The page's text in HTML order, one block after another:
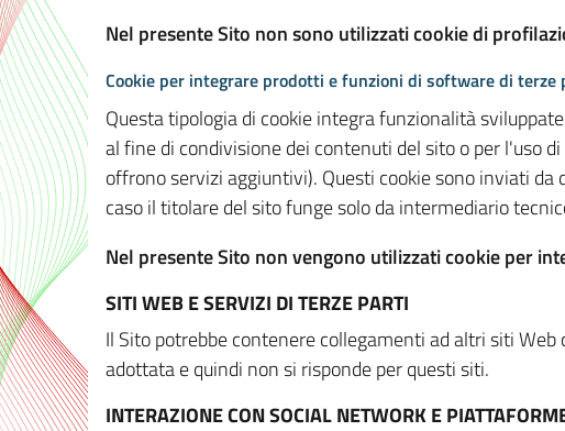
Nel presente Sito non sono utilizzati cookie di
Cookie per integrare prodotti e funzioni di software di terze
Questa tipologia di cookie integra funzionalità
al fine di condivisione dei contenuti del sito o per l'uso
offrono servizi aggiuntivi). Questi cookie sono inviati
caso il titolare del sito funge solo da intermediario
Nel presente Sito non vengono utilizzati cookie per
SITI WEB E SERVIZI DI TERZE PARTI
Il Sito potrebbe contenere collegamenti ad altri siti
adottata e quindi non si risponde per questi siti.
INTERAZIONE CON SOCIAL NETWORK E